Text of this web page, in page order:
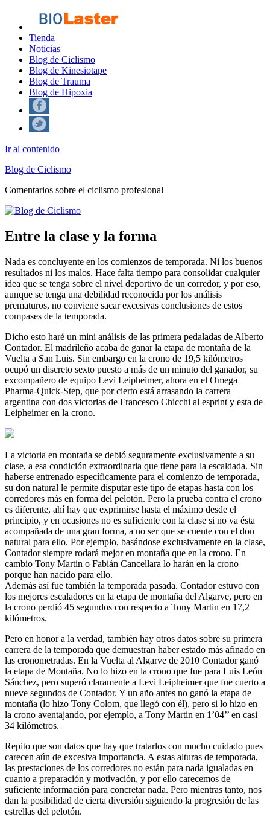
Tienda
Noticias
Blog de Ciclismo
Blog de Kinesiotape
Blog de Trauma
Blog de Hipoxia
Ir al contenido
Blog de Ciclismo
Comentarios sobre el ciclismo profesional
Entre la clase y la forma
Nada es concluyente en los comienzos de temporada. Ni los buenos
resultados ni los malos. Hace falta tiempo para consolidar cualquier
idea que se tenga sobre el nivel deportivo de un corredor, y por eso,
aunque se tenga una debilidad reconocida por los análisis
prematuros, no conviene sacar excesivas conclusiones de estos
compases de la temporada.
Dicho esto haré un mini análisis de las primera pedaladas de Alberto
Contador. El madrileño acaba de ganar la etapa de montaña de la
Vuelta a San Luis. Sin embargo en la crono de 19,5 kilómetros
ocupó un discreto sexto puesto a más de un minuto del ganador, su
excompañero de equipo Levi Leipheimer, ahora en el Omega
Pharma-Quick-Step, que por cierto está arrasando la carrera
argentina con dos victorias de Francesco Chicchi al esprint y esta de
Leipheimer en la crono.
La victoria en montaña se debió seguramente exclusivamente a su
clase, a esa condición extraordinaria que tiene para la escaldada. Sin
haberse entrenado específicamente para el comienzo de temporada,
su don natural le permite disputar este tipo de etapas hasta con los
corredores más en forma del pelotón. Pero la prueba contra el crono
es diferente, ahí hay que exprimirse hasta el máximo desde el
principio, y en ocasiones no es suficiente con la clase si no va ésta
acompañada de una gran forma, a no ser que se cuente con el don
natural para ello. Por ejemplo, basándose exclusivamente en la clase,
Contador siempre rodará mejor en montaña que en la crono. En
cambio Tony Martin o Fabián Cancellara lo harán en la crono
porque han nacido para ello.
Además así fue también la temporada pasada. Contador estuvo con
los mejores escaladores en la etapa de montaña del Algarve, pero en
la crono perdió 45 segundos con respecto a Tony Martin en 17,2
kilómetros.
Pero en honor a la verdad, también hay otros datos sobre su primera
carrera de la temporada que demuestran haber estado más afinado en
las cronometradas. En la Vuelta al Algarve de 2010 Contador ganó
la etapa de Montaña. No lo hizo en la crono que fue para Luis León
Sánchez, pero superó claramente a Levi Leipheimer que fue cuerto a
nueve segundos de Contador. Y un año antes no ganó la etapa de
montaña (lo hizo Tony Colom, que llegó con él), pero si lo hizo en
la crono aventajando, por ejemplo, a Tony Martin en 1’04’’ en casi
34 kilómetros.
Repito que son datos que hay que tratarlos con mucho cuidado pues
carecen aún de excesiva importancia. A estas alturas de temporada,
las prestaciones de los corredores no están para nada igualadas en
cuanto a preparación y motivación, y por ello carecemos de
suficiente información para concretar nada. Pero mientras tanto, nos
dan la posibilidad de cierta diversión siguiendo la progresión de las
estrellas del pelotón.